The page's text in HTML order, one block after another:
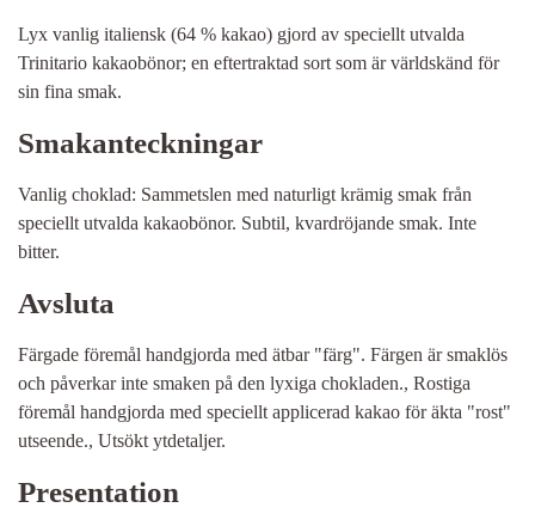
Lyx vanlig italiensk (64 % kakao) gjord av speciellt utvalda
Trinitario kakaobönor; en eftertraktad sort som är världskänd för
sin fina smak.
Smakanteckningar
Vanlig choklad: Sammetslen med naturligt krämig smak från
speciellt utvalda kakaobönor. Subtil, kvardröjande smak. Inte
bitter.
Avsluta
Färgade föremål handgjorda med ätbar "färg". Färgen är smaklös
och påverkar inte smaken på den lyxiga chokladen., Rostiga
föremål handgjorda med speciellt applicerad kakao för äkta "rost"
utseende., Utsökt ytdetaljer.
Presentation